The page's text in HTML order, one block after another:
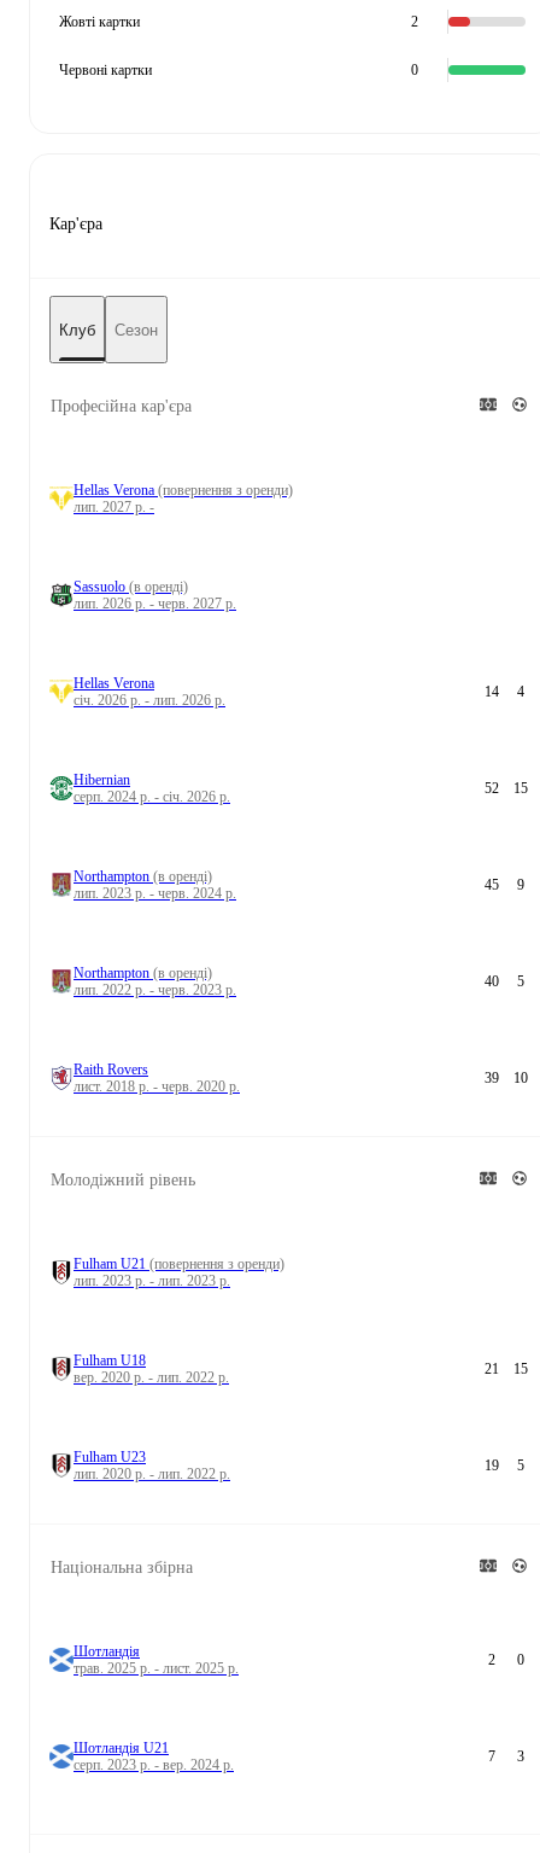
Жовті картки 2
Червоні картки 0
Кар'єра
Клуб Сезон
Професійна кар'єра
Hellas Verona (повернення з оренди)
лип. 2027 р. -
Sassuolo (в оренді)
лип. 2026 р. - черв. 2027 р.
Hellas Verona
січ. 2026 р. - лип. 2026 р.
14 4
Hibernian
серп. 2024 р. - січ. 2026 р.
52 15
Northampton (в оренді)
лип. 2023 р. - черв. 2024 р.
45 9
Northampton (в оренді)
лип. 2022 р. - черв. 2023 р.
40 5
Raith Rovers
лист. 2018 р. - черв. 2020 р.
39 10
Молодіжний рівень
Fulham U21 (повернення з оренди)
лип. 2023 р. - лип. 2023 р.
Fulham U18
вер. 2020 р. - лип. 2022 р.
21 15
Fulham U23
лип. 2020 р. - лип. 2022 р.
19 5
Національна збірна
Шотландія
трав. 2025 р. - лист. 2025 р.
2 0
Шотландія U21
серп. 2023 р. - вер. 2024 р.
7 3